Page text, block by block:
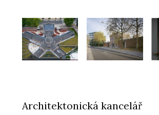
Architektonická kancelář